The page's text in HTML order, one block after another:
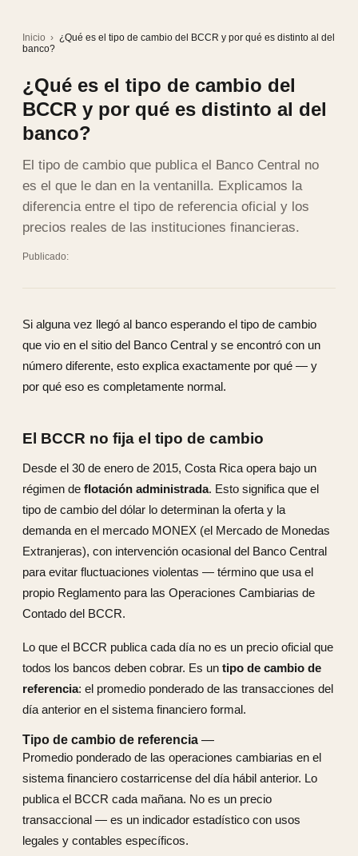
Inicio › ¿Qué es el tipo de cambio del BCCR y por qué es distinto al del
banco?
¿Qué es el tipo de cambio del
BCCR y por qué es distinto al del
banco?
El tipo de cambio que publica el Banco Central no
es el que le dan en la ventanilla. Explicamos la
diferencia entre el tipo de referencia oficial y los
precios reales de las instituciones financieras.
Publicado:
Si alguna vez llegó al banco esperando el tipo de cambio
que vio en el sitio del Banco Central y se encontró con un
número diferente, esto explica exactamente por qué — y
por qué eso es completamente normal.
El BCCR no fija el tipo de cambio
Desde el 30 de enero de 2015, Costa Rica opera bajo un
régimen de flotación administrada. Esto significa que el
tipo de cambio del dólar lo determinan la oferta y la
demanda en el mercado MONEX (el Mercado de Monedas
Extranjeras), con intervención ocasional del Banco Central
para evitar fluctuaciones violentas — término que usa el
propio Reglamento para las Operaciones Cambiarias de
Contado del BCCR.
Lo que el BCCR publica cada día no es un precio oficial que
todos los bancos deben cobrar. Es un tipo de cambio de
referencia: el promedio ponderado de las transacciones del
día anterior en el sistema financiero formal.
Tipo de cambio de referencia —
Promedio ponderado de las operaciones cambiarias en el
sistema financiero costarricense del día hábil anterior. Lo
publica el BCCR cada mañana. No es un precio
transaccional — es un indicador estadístico con usos
legales y contables específicos.